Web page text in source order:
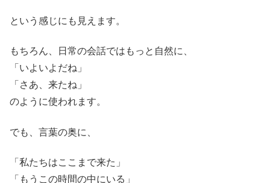
という感じにも見えます。
もちろん、日常の会話ではもっと自然に、
「いよいよだね」
「さあ、来たね」
のように使われます。
でも、言葉の奥に、
「私たちはここまで来た」
「もうこの時間の中にいる」